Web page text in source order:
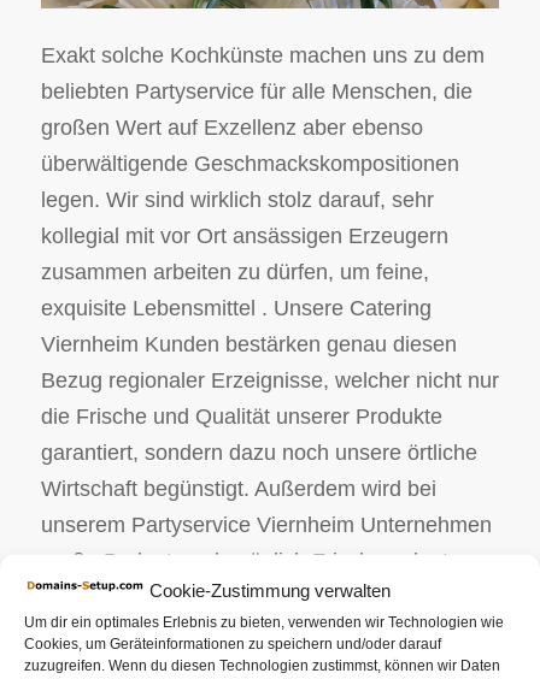
Cookie-Zustimmung verwalten
Um dir ein optimales Erlebnis zu bieten, verwenden wir Technologien wie
Cookies, um Geräteinformationen zu speichern und/oder darauf
zuzugreifen. Wenn du diesen Technologien zustimmst, können wir Daten
Exakt solche Kochkünste machen uns zu dem
beliebten Partyservice für alle Menschen, die
großen Wert auf Exzellenz aber ebenso
überwältigende Geschmackskompositionen
legen. Wir sind wirklich stolz darauf, sehr
kollegial mit vor Ort ansässigen Erzeugern
zusammen arbeiten zu dürfen, um feine,
exquisite Lebensmittel . Unsere Catering
Viernheim Kunden bestärken genau diesen
Bezug regionaler Erzeignisse, welcher nicht nur
die Frische und Qualität unserer Produkte
garantiert, sondern dazu noch unsere örtliche
Wirtschaft begünstigt. Außerdem wird bei
unserem Partyservice Viernheim Unternehmen
große Bedeutung bezüglich Frische gelegt.
Sämtliche naturbelassenen Produkte werden
ganz genau ausgewählt und stammen von sehr
guten Landwirten. Wir als Ihr Catering Service